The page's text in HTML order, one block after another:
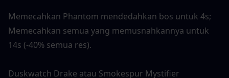
Memecahkan Phantom mendedahkan bos untuk 4s;
Memecahkan semua yang memusnahkannya untuk
14s (-40% semua res).
Duskwatch Drake atau Smokespur Mystifier